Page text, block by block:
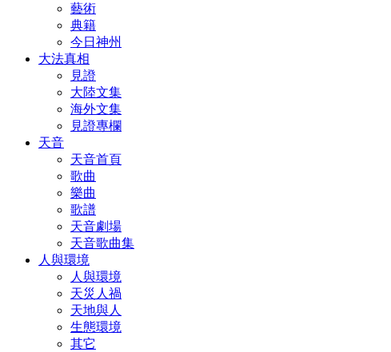
藝術
典籍
今日神州
大法真相
見證
大陸文集
海外文集
見證專欄
天音
天音首頁
歌曲
樂曲
歌譜
天音劇場
天音歌曲集
人與環境
人與環境
天災人禍
天地與人
生態環境
其它